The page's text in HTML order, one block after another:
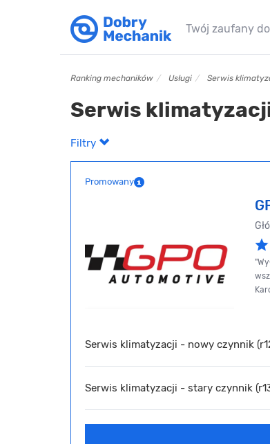
Twój zaufany
Ranking mechaników Usługi Serwis
Serwis
Filtry
Promowany
Serwis klimatyzacji - nowy czynnik
Serwis klimatyzacji - stary czynnik